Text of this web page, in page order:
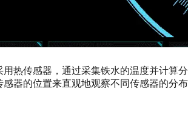
用热传感器，通过采集铁水的温度并计算
感器的位置来直观地观察不同传感器的分